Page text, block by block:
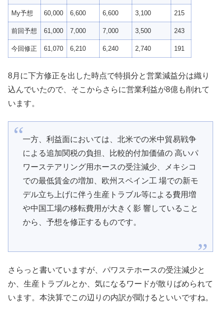
My予想 60,000 6,600 6,600 3,100 215
前回予想 61,000 7,000 7,000 3,500 243
今回修正 61,070 6,210 6,240 2,740 191
8月に下方修正を出した時点で特損分と営業減益分は織り
込んでいたので、そこからさらに営業利益が8億も削れて
います。
一方、利益面においては、北米での米中貿易戦争
による追加関税の負担、比較的付加価値の 高いパ
ワーステアリング用ホースの受注減少、メキシコ
での最低賃金の増加、欧州スペイン工 場での新モ
デル立ち上げに伴う生産トラブル等による費用増
や中国工場の移転費用が大きく影 響していること
から、予想を修正するものです。
さらっと書いていますが、パワステホースの受注減少と
か、生産トラブルとか、気になるワードが散りばめられて
います。本決算でこの辺りの内訳が聞けるといいですね。